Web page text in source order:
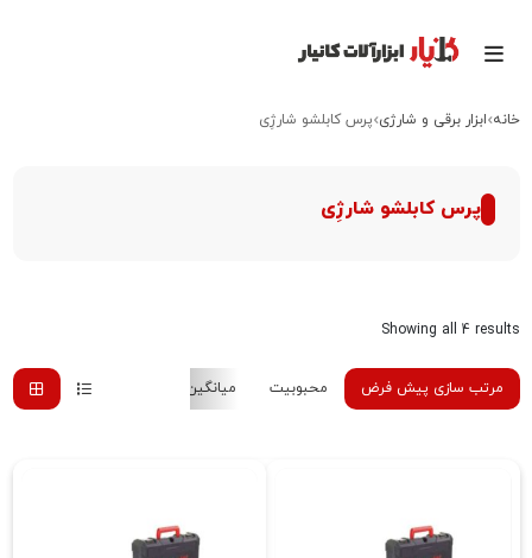
خانه ابزار برقی و شارژی پرس کابلشو شارژِی
پرس کابلشو شارژِی
Showing all 4 results
مرتب سازی پیش فرض محبوبیت میانگین رتبه جدیدترین